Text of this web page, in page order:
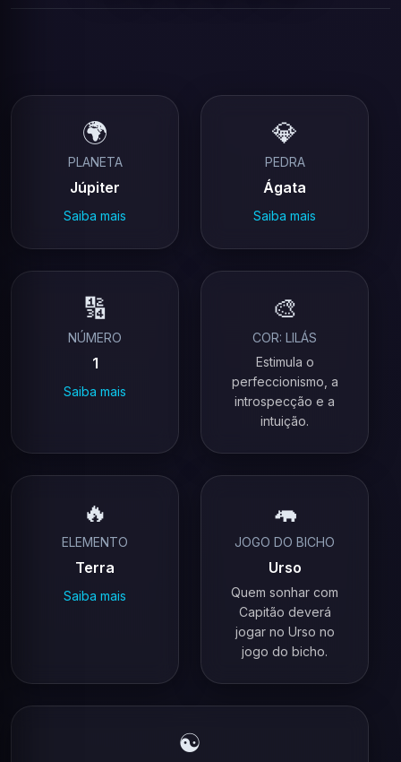
🌍
PLANETA
Júpiter
Saiba mais
💎
PEDRA
Ágata
Saiba mais
🔢
NÚMERO
1
Saiba mais
🎨
COR: LILÁS
Estimula o
perfeccionismo, a
introspecção e a
intuição.
🔥
ELEMENTO
Terra
Saiba mais
🦛
JOGO DO BICHO
Urso
Quem sonhar com
Capitão deverá
jogar no Urso no
jogo do bicho.
☯️